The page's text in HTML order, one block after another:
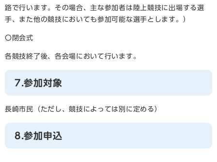
路で行います。その場合、主な参加者は陸上競技に出場する選
手、また他の競技においても参加可能な選手とします。）
〇閉会式
各競技終了後、各会場において行います。
7.参加対象
長崎市民（ただし、競技によっては別に定める）
8.参加申込